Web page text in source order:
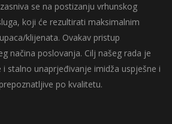
se na postizanju vrhunskog
koji će rezultirati maksimalnim
klijenata. Ovakav pristup
načina poslovanja. Cilj našeg rada je
stalno unaprjeđivanje imidža uspješne i
po kvalitetu.